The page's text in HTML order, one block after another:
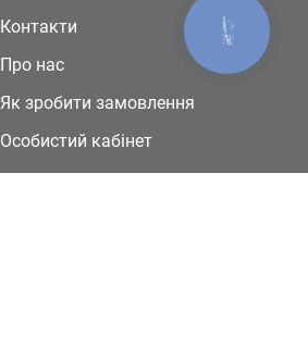
Контакти
Про нас
Як зробити замовлення
Особистий кабінет
КНОПКА
ЗВ'ЯЗКУ